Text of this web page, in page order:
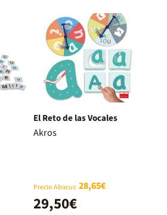
El Reto de las Vocales
Akros
Precio Abacus 28,65€
29,50€